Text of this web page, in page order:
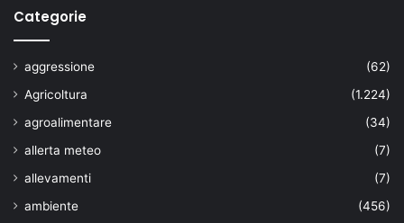
Categorie
aggressione
(62)
Agricoltura
(1.224)
agroalimentare
(34)
allerta meteo
(7)
allevamenti
(7)
ambiente
(456)